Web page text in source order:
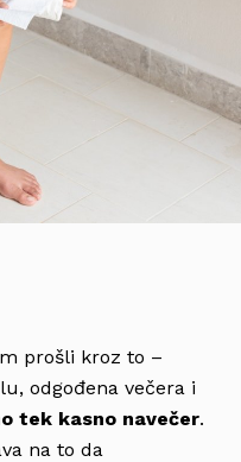
prošli kroz to –
odgođena večera i
tek kasno navečer.
na to da